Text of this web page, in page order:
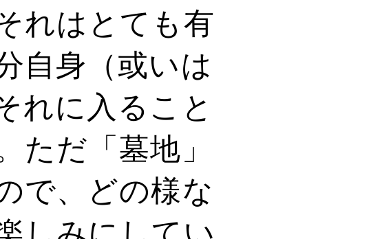
れはとても有
自身（或いは
れに入ること
ただ「墓地」
で、どの様な